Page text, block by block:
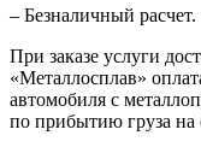
– Безналичный расчет.
При заказе услуги
«Металлосплав»
автомобиля с
по прибытию груза на